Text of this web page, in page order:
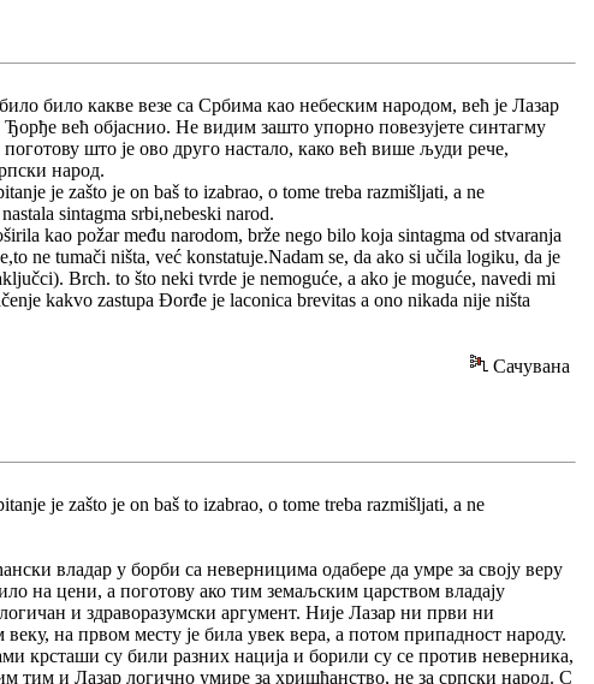
било какве везе са Србима као небеским народом, већ је Лазар
већ објаснио. Не видим зашто упорно повезујете синтагму
што је ово друго настало, како већ више људи рече,
народ.
je zašto je on baš to izabrao, o tome treba razmišljati, a ne
sintagma srbi,nebeski narod.
kao požar među narodom, brže nego bilo koja sintagma od stvaranja
ne tumači ništa, već konstatuje.Nadam se, da ako si učila logiku, da je
Brch. to što neki tvrde je nemoguće, a ako je moguće, navedi mi
kakvo zastupa Đorđe je laconica brevitas a ono nikada nije ništa
Сачувана
je zašto je on baš to izabrao, o tome treba razmišljati, a ne
владар у борби са неверницима одабере да умре за своју веру
на цени, а поготову ако тим земаљским царством владају
и здраворазумски аргумент. Није Лазар ни први ни
на првом месту је била увек вера, а потом припадност народу.
крсташи су били разних нација и борили су се против неверника,
тим и Лазар логично умире за хришћанство, не за српски народ. С